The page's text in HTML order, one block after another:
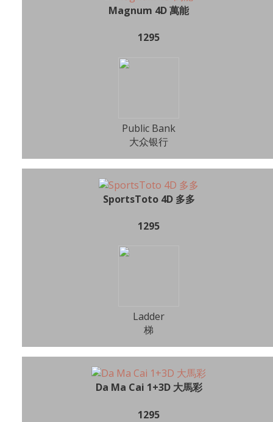
Magnum 4D 萬能
1295
Public Bank
大众银行
SportsToto 4D 多多
1295
Ladder
梯
Da Ma Cai 1+3D 大馬彩
1295